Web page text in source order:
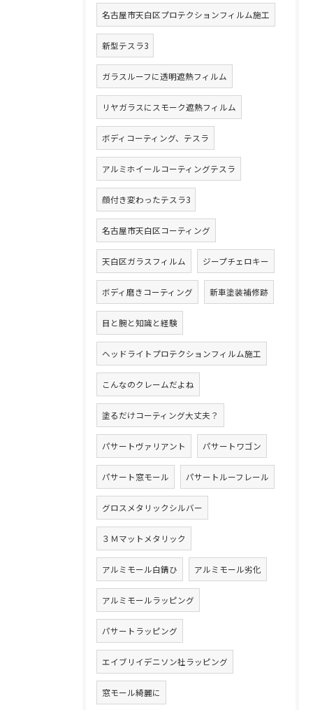
名古屋市天白区プロテクションフィルム施工
新型テスラ3
ガラスルーフに透明遮熱フィルム
リヤガラスにスモーク遮熱フィルム
ボディコーティング、テスラ
アルミホイールコーティングテスラ
顔付き変わったテスラ3
名古屋市天白区コーティング
天白区ガラスフィルム ジープチェロキー
ボディ磨きコーティング 新車塗装補修跡
目と腕と知識と経験
ヘッドライトプロテクションフィルム施工
こんなのクレームだよね
塗るだけコーティング大丈夫？
パサートヴァリアント パサートワゴン
パサート窓モール パサートルーフレール
グロスメタリックシルバー
３Ｍマットメタリック
アルミモール白錆ひ アルミモール劣化
アルミモールラッピング
パサートラッピング
エイブリイデニソン社ラッピング
窓モール綺麗に